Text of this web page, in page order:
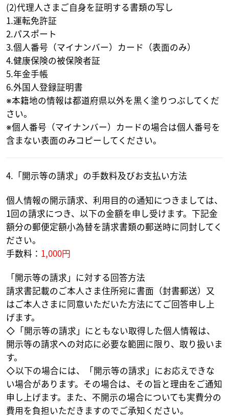
(2)代理人さまご自身を証明する書類の写し
1.運転免許証
2.パスポート
3.個人番号（マイナンバー）カード（表面のみ）
4.健康保険の被保険者証
5.年金手帳
6.外国人登録証明書
※本籍地の情報は都道府県以外を黒く塗りつぶしてくだ
さい。
※個人番号（マイナンバー）カードの場合は個人番号を
含まない表面のみコピーしてください。
4.「開示等の請求」の手数料及びお支払い方法
個人情報の開示請求、利用目的の通知につきましては、
1回の請求につき、以下の金額を申し受けます。下記金
額分の郵便定額小為替を請求書類の郵送時に同封してく
ださい。
手数料： 1,000円
「開示等の請求」に対する回答方法
請求書記載のご本人さま住所宛に書面（封書郵送）又
はご本人さまに同意いただいた方法にてご回答申し上
げます。
◇「開示等の請求」にともない取得した個人情報は、
開示等の請求への対応に必要な範囲に限り、取り扱いま
す。
◇以下の場合には、「開示等の請求」にお応えできな
い場合があります。その場合は、その旨と理由をご通知
申し上げます。また、不開示の場合についても実費分の
費用を負担いただきますのでご承知ください。